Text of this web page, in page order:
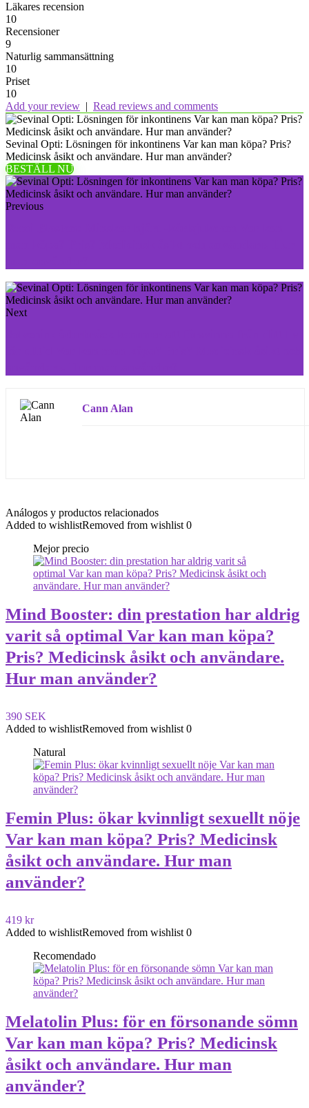
Läkares recension
10
Recensioner
9
Naturlig sammansättning
10
Priset
10
Add your review | Read reviews and comments
Sevinal Opti: Lösningen för inkontinens Var kan man köpa? Pris?
Medicinsk åsikt och användare. Hur man använder?
BESTÄLL NU
Previous
Next
Cann Alan
Análogos y productos relacionados
Added to wishlistRemoved from wishlist 0
Mejor precio
Mind Booster: din prestation har aldrig
varit så optimal Var kan man köpa?
Pris? Medicinsk åsikt och användare.
Hur man använder?
390 SEK
Added to wishlistRemoved from wishlist 0
Natural
Femin Plus: ökar kvinnligt sexuellt nöje
Var kan man köpa? Pris? Medicinsk
åsikt och användare. Hur man
använder?
419 kr
Added to wishlistRemoved from wishlist 0
Recomendado
Melatolin Plus: för en försonande sömn
Var kan man köpa? Pris? Medicinsk
åsikt och användare. Hur man
använder?